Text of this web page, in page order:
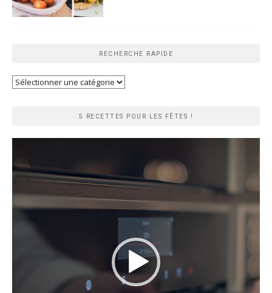
RECHERCHE RAPIDE
Recherche
5 RECETTES POUR LES FÊTES !